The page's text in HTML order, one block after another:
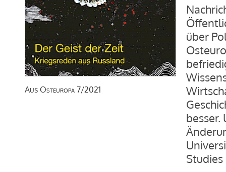
Aus Osteuropa 7/2021
über
besser.